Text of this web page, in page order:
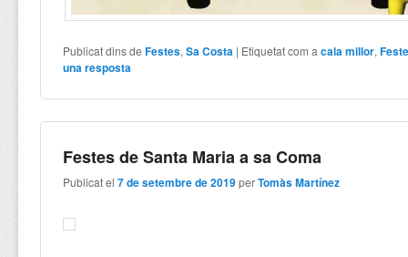
Publicat dins de Festes,Sa Costa | Etiquetat com a cala millor,
una resposta
Festes de Santa Maria a sa Coma
Publicat el7 de setembre de 2019 perTomàs Martínez